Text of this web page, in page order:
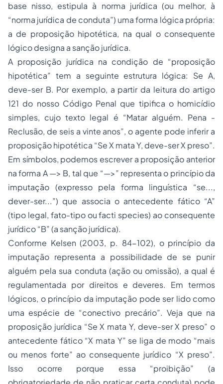
base nisso, estipula à norma jurídica (ou melhor, à
“norma jurídica de conduta”) uma forma lógica própria:
a de proposição hipotética, na qual o consequente
lógico designa a sanção jurídica.
A proposição jurídica na condição de “proposição
hipotética” tem a seguinte estrutura lógica: Se A,
deve-ser B. Por exemplo, a partir da leitura do artigo
121 do nosso Código Penal que tipifica o homicídio
simples, cujo texto legal é “Matar alguém. Pena -
Reclusão, de seis a vinte anos”, o agente pode inferir a
proposição hipotética “Se X mata Y, deve-ser X preso”.
Em símbolos, podemos escrever a proposição anterior
na forma A —> B, tal que “—>” representa o princípio da
imputação (expresso pela forma linguística “se...,
dever-ser...”) que associa o antecedente fático “A”
(tipo legal, fato-tipo oufacti species) ao consequente
jurídico “B” (a sanção jurídica).
Conforme Kelsen (2003, p. 84-102), o princípio da
imputação representa a possibilidade de se punir
alguém pela sua conduta (ação ou omissão), a qual é
regulamentada por direitos e deveres. Em termos
lógicos, o princípio da imputação pode ser lido como
uma espécie de “conectivo precário”. Veja que na
proposição jurídica “Se X mata Y, deve-ser X preso” o
antecedente fático “X mata Y” se liga de modo “mais
ou menos forte” ao consequente jurídico “X preso”.
Isso ocorre porque essa “proibição” (a